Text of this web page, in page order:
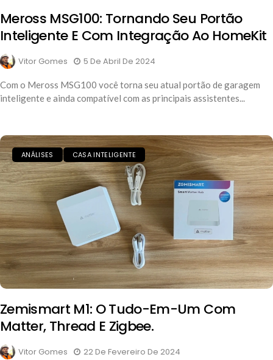
Meross MSG100: Tornando Seu Portão
Inteligente E Com Integração Ao HomeKit
Vitor Gomes 5 De Abril De 2024
Com o Meross MSG100 você torna seu atual portão de garagem
inteligente e ainda compatível com as principais assistentes...
ANÁLISES CASA INTELIGENTE
Zemismart M1: O Tudo-Em-Um Com
Matter, Thread E Zigbee.
Vitor Gomes 22 De Fevereiro De 2024